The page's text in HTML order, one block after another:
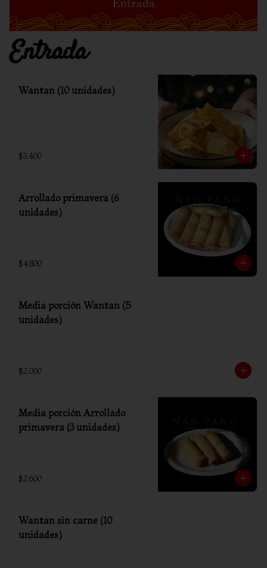
Entrada
Wantan (10 unidades)
$3.400
Arrollado primavera (6
unidades)
$4.800
Media porción Wantan (5
unidades)
$2.000
Media porción Arrollado
primavera (3 unidades)
$2.600
Wantan sin carne (10
unidades)